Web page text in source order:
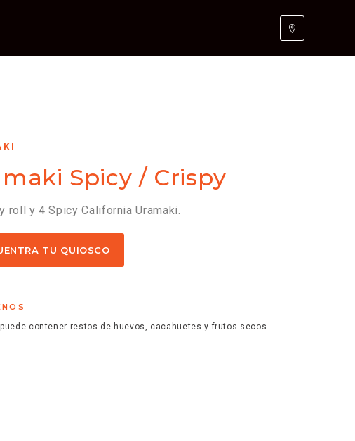
Spicy / Crispy
roll y 4 Spicy California Uramaki.
TU QUIOSCO
contener restos de huevos, cacahuetes y frutos secos.